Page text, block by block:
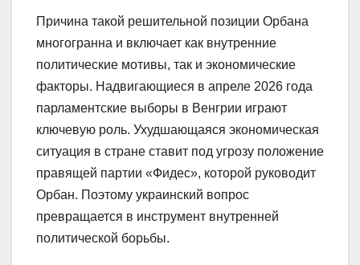
Причина такой решительной позиции Орбана
многогранна и включает как внутренние
политические мотивы, так и экономические
факторы. Надвигающиеся в апреле 2026 года
парламентские выборы в Венгрии играют
ключевую роль. Ухудшающаяся экономическая
ситуация в стране ставит под угрозу положение
правящей партии «Фидес», которой руководит
Орбан. Поэтому украинский вопрос
превращается в инструмент внутренней
политической борьбы.